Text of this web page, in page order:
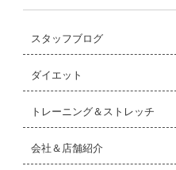
体へ。
ベジファースト：食事
②タンパク質 → ③炭水
指すなら「
スタッフブログ
ダイエット
トレーニング＆ストレッチ
会社＆店舗紹介